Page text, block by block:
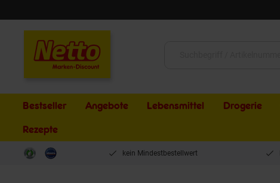
Bestseller Angebote Lebensmittel Drogerie
Rezepte
kein Mindestbestellwert